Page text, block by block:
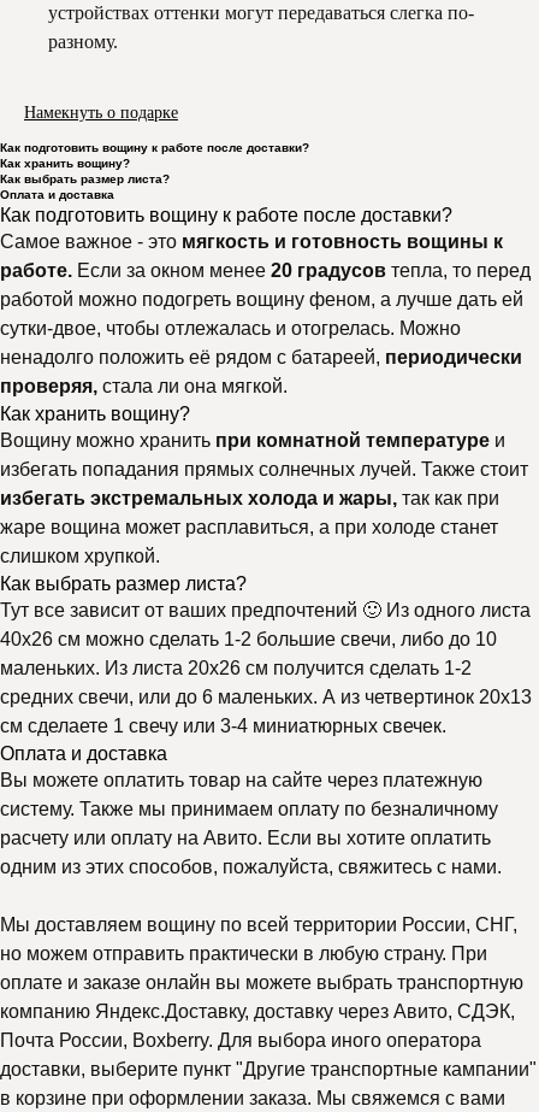
устройствах оттенки могут передаваться слегка по-
разному.
Намекнуть о подарке
Как подготовить вощину к работе после доставки?
Как хранить вощину?
Как выбрать размер листа?
Оплата и доставка
Как подготовить вощину к работе после доставки?
Самое важное - это мягкость и готовность вощины к
работе. Если за окном менее 20 градусов тепла, то перед
работой можно подогреть вощину феном, а лучше дать ей
сутки-двое, чтобы отлежалась и отогрелась. Можно
ненадолго положить её рядом с батареей, периодически
проверяя, стала ли она мягкой.
Как хранить вощину?
Вощину можно хранить при комнатной температуре и
избегать попадания прямых солнечных лучей. Также стоит
избегать экстремальных холода и жары, так как при
жаре вощина может расплавиться, а при холоде станет
слишком хрупкой.
Как выбрать размер листа?
Тут все зависит от ваших предпочтений 🙂 Из одного листа
40х26 см можно сделать 1-2 большие свечи, либо до 10
маленьких. Из листа 20х26 см получится сделать 1-2
средних свечи, или до 6 маленьких. А из четвертинок 20х13
см сделаете 1 свечу или 3-4 миниатюрных свечек.
Оплата и доставка
Вы можете оплатить товар на сайте через платежную
систему. Также мы принимаем оплату по безналичному
расчету или оплату на Авито. Если вы хотите оплатить
одним из этих способов, пожалуйста, свяжитесь с нами.
Мы доставляем вощину по всей территории России, СНГ,
но можем отправить практически в любую страну. При
оплате и заказе онлайн вы можете выбрать транспортную
компанию Яндекс.Доставку, доставку через Авито, СДЭК,
Почта России, Boxberry. Для выбора иного оператора
доставки, выберите пункт "Другие транспортные кампании"
в корзине при оформлении заказа. Мы свяжемся с вами